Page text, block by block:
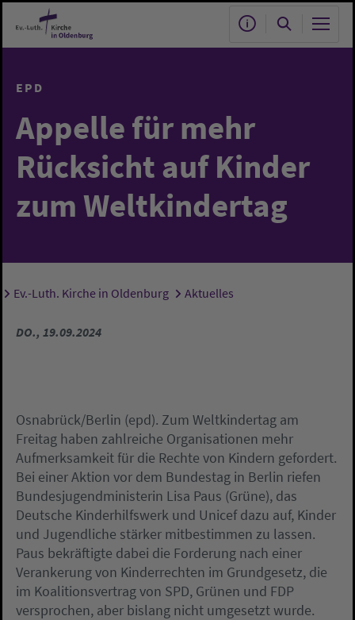
Zum Hauptinhalt springen
EPD
Appelle für mehr
Rücksicht auf Kinder
zum Weltkindertag
Sie sind hier:
Ev.-Luth. Kirche in Oldenburg Aktuelles
DO., 19.09.2024
Osnabrück/Berlin (epd). Zum Weltkindertag am
Freitag haben zahlreiche Organisationen mehr
Aufmerksamkeit für die Rechte von Kindern gefordert.
Bei einer Aktion vor dem Bundestag in Berlin riefen
Bundesjugendministerin Lisa Paus (Grüne), das
Deutsche Kinderhilfswerk und Unicef dazu auf, Kinder
und Jugendliche stärker mitbestimmen zu lassen.
Paus bekräftigte dabei die Forderung nach einer
Verankerung von Kinderrechten im Grundgesetz, die
im Koalitionsvertrag von SPD, Grünen und FDP
versprochen, aber bislang nicht umgesetzt wurde.